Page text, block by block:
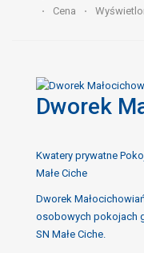
Cena
Dworek
Kwatery prywatne
Małe Ciche
Dworek
osobowych pokojach
SN Małe Ciche.